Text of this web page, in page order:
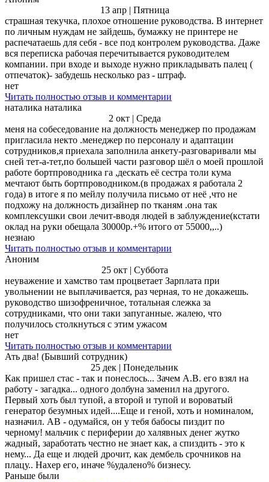
13 апр | Пятница
страшная текучка, плохое отношение руководства. В интернет
по личным нуждам не зайдешь, бумажку не принтере не
распечатаешь для себя - все под контролем руководства. Даже
вся переписка рабочая перечитывается руководителем
компании. при входе и выходе нужно прикладывать палец (
отпечаток)- забудешь несколько раз - штраф.
нет
Читать полностью отзыв и комментарии
наталика наталика
2 окт | Среда
меня на собеседование на должность менеджер по продажам
пригласила некто .менеджер по персоналу и адаптации
сотрудников,я приехала заполнила анкету-разговаривали мы
сней тет-а-тет,по большей части разговор шёл о моей прошлой
работе бортпроводника га ,дескать её сестра толи кума
мечтают быть бортпроводником.(в продажах я работала 2
года) в итоге я по мейлу получила письмо от неё ,что не
подхожу на должность дизайнер по тканям .она так
комплексушки свои лечит-вводя людей в заблуждение(кстати
оклад на руки обещала 30000р.+% итого от 55000,,..)
незнаю
Читать полностью отзыв и комментарии
Аноним
25 окт | Суббота
неуважение и хамство там процветает Зарплата при
увольнении не выплачивается, раз черная, то не докажешь.
руководство шизофреничное, тотальная слежка за
сотрудниками, что они таки запуганные. жалею, что
получилось столкнуться с этим ужасом
нет
Читать полностью отзыв и комментарии
Ать два! (Бывший сотрудник)
25 дек | Понедельник
Как пришел стас - так и понеслось... Зачем А.В. его взял на
работу - загадка... одного долбуна заменил на другого.
Первый хоть был тупой, а второй и тупой и вороватый
генератор безумных идей....Еще и геной, хоть и номиналом,
назначил. АВ - одумайся, он у тебя бабосы пиздит по
черному! мальчик с периферии до халявных денег жутко
жадный, заработать честно не знает как, а спиздить - это к
нему... Да еще и людей дрочит, как дембель срочников на
плацу.. Нахер его, иначе %удалено% бизнесу.
Раньше были